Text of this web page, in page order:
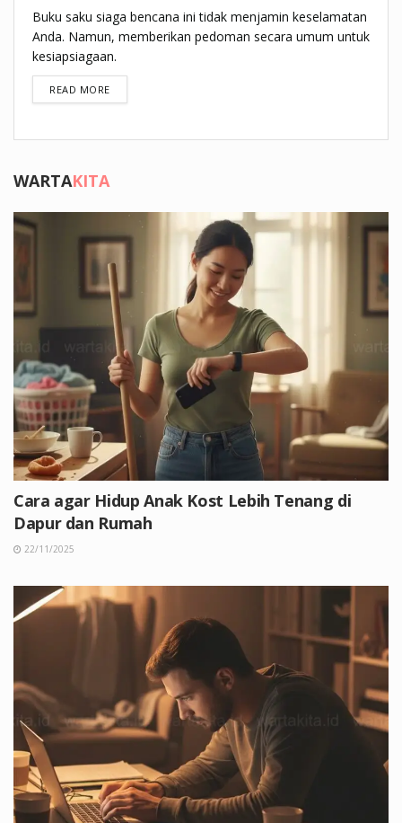
Buku saku siaga bencana ini tidak menjamin keselamatan
Anda. Namun, memberikan pedoman secara umum untuk
kesiapsiagaan.
READ MOREDETAILS
WARTAKITA
Cara agar Hidup Anak Kost Lebih Tenang di
Dapur dan Rumah
22/11/2025